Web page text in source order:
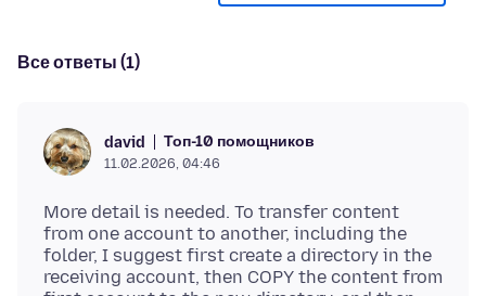
Все ответы (1)
david Топ-10 помощников
11.02.2026, 04:46
More detail is needed. To transfer content
from one account to another, including the
folder, I suggest first create a directory in the
receiving account, then COPY the content from